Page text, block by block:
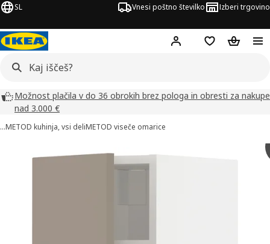
SL Vnesi poštno številko Izberi trgovino
Hej! Prijava ali
Seznam želja
Možnost plačila v do 36 obrokih brez pologa in obresti za nakupe
nad 3.000 €
…METOD kuhinja, vsi deliMETOD viseče omarice
izdelka METOD (4)